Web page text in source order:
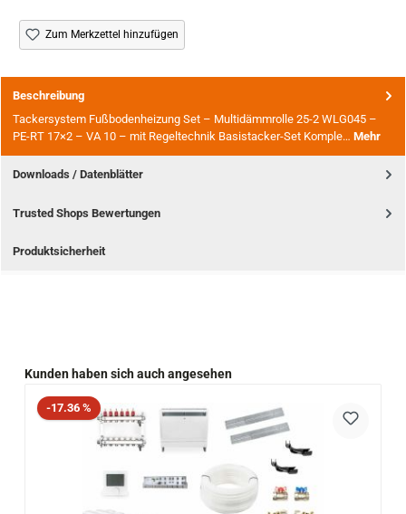
Zum Merkzettel hinzufügen
Beschreibung
Tackersystem Fußbodenheizung Set – Multidämmrolle 25-2 WLG045 –
PE-RT 17×2 – VA 10 – mit Regeltechnik Basistacker-Set Komple… Mehr
Downloads / Datenblätter
Trusted Shops Bewertungen
Produktsicherheit
Produktgalerie überspringen
Kunden haben sich auch angesehen
Rabatt
-17.36 %